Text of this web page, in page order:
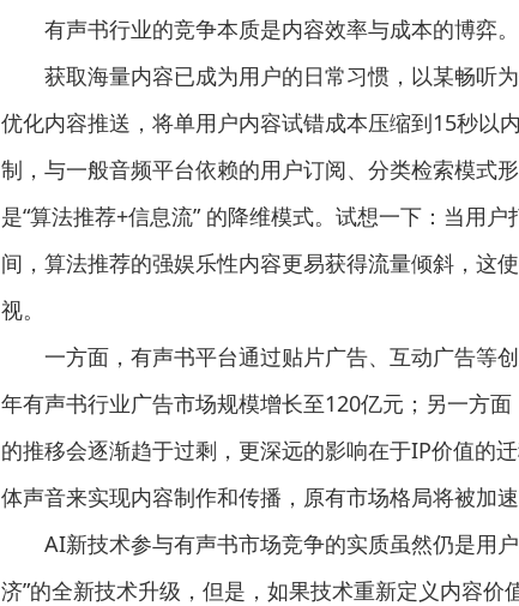
有声书行业的竞争本质是内容效率与成本的博弈。
获取海量内容已成为用户的日常习惯，以某畅听
优化内容推送，将单用户内容试错成本压缩到15秒以
制，与一般音频平台依赖的用户订阅、分类检索模式
是“算法推荐+信息流” 的降维模式。试想一下：当用
间，算法推荐的强娱乐性内容更易获得流量倾斜，这
视。
一方面，有声书平台通过贴片广告、互动广告等
年有声书行业广告市场规模增长至120亿元；另一方
的推移会逐渐趋于过剩，更深远的影响在于IP价值
体声音来实现内容制作和传播，原有市场格局将被加速
AI新技术参与有声书市场竞争的实质虽然仍是用户
济”的全新技术升级，但是，如果技术重新定义内容价